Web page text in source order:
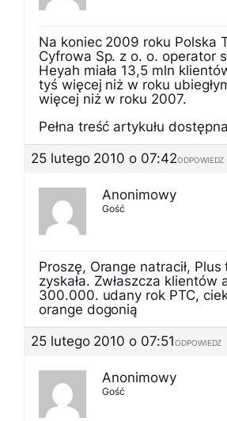
Na koniec 2009 roku Polska
Cyfrowa Sp. z o. o. operator
Heyah miała 13,5 mln
tyś więcej niż w roku
więcej niż w roku 2007.
Pełna treść artykułu
25 lutego 2010 o 07:42ODPOWIEDZ
Anonimowy
Gość
Proszę, Orange natracił,
zyskała. Zwłaszcza klientów
300.000. udany rok PTC,
orange dogonią
25 lutego 2010 o 07:51ODPOWIEDZ
Anonimowy
Gość